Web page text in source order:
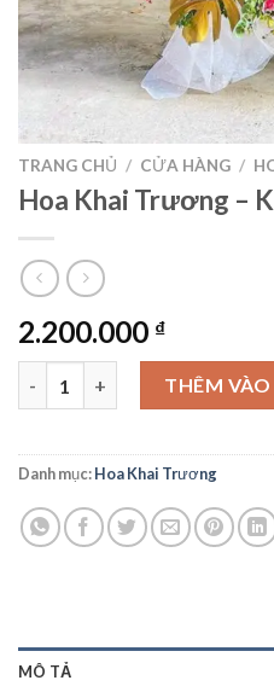
TRANG CHỦ / CỬA HÀNG /
Hoa Khai Trương –
2.200.000 ₫
Hoa Khai Trương - KT12 số
THÊM
Danh mục:Hoa Khai Trương
MÔ TẢ